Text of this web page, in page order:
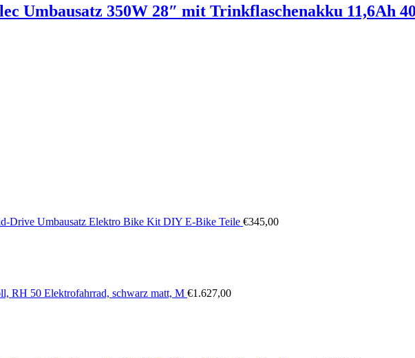
Umbausatz 350W 28″ mit Trinkflaschenakku 11,6Ah
Drive Umbausatz Elektro Bike Kit DIY E-Bike Teile €345,00
RH 50 Elektrofahrrad, schwarz matt, M €1.627,00